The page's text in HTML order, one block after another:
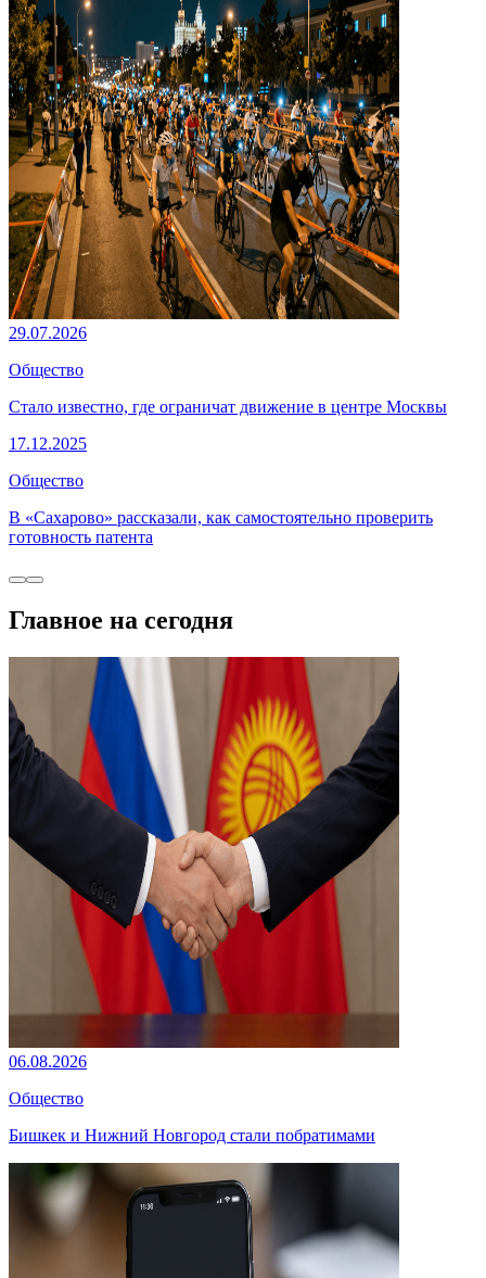
29.07.2026
Общество
Стало известно, где ограничат движение в центре Москвы
17.12.2025
Общество
В «Сахарово» рассказали, как самостоятельно проверить
готовность патента
Главное на сегодня
06.08.2026
Общество
Бишкек и Нижний Новгород стали побратимами